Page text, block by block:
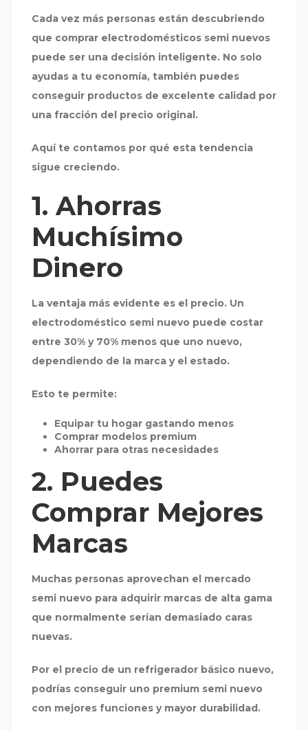
Cada vez más personas están descubriendo
que comprar electrodomésticos semi nuevos
puede ser una decisión inteligente. No solo
ayudas a tu economía, también puedes
conseguir productos de excelente calidad por
una fracción del precio original.
Aquí te contamos por qué esta tendencia
sigue creciendo.
1. Ahorras
Muchísimo
Dinero
La ventaja más evidente es el precio. Un
electrodoméstico semi nuevo puede costar
entre 30% y 70% menos que uno nuevo,
dependiendo de la marca y el estado.
Esto te permite:
Equipar tu hogar gastando menos
Comprar modelos premium
Ahorrar para otras necesidades
2. Puedes
Comprar Mejores
Marcas
Muchas personas aprovechan el mercado
semi nuevo para adquirir marcas de alta gama
que normalmente serían demasiado caras
nuevas.
Por el precio de un refrigerador básico nuevo,
podrías conseguir uno premium semi nuevo
con mejores funciones y mayor durabilidad.